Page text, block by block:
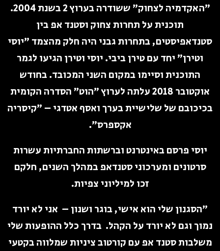
"האקדמיה לצחוק" ששודרה בערוץ 2 בשנת 2004.
תוכנית על תחרות צחוק וסטנד אפ בין
סטנדאפיסטים, בתחרות גבני היה חלק מהצמד "יוסי
וטירן" יחד עם טירן ביבי. יוסי וטירן הגיעו לגמר
התוכנית וסיימו במקום השני המכובד. בחודש
אוקטובר 2018 עלתה לערוץ ״הוט״ הסדרה הקומית
בכיכובם של שלישיית בערך ואסף אטדגי – ״קיסריה
אקספרס״.
יוסי פרסם באינטרנט וברשתות החברתיות עשרות
סרטונים ומערכוני סטנדאפ במהלך השנים, חלקם
זכו למיליוני צפיות.
״הסגנון שלי הוא אישי, בוגר ושנון – אני לא יורד
נמוך וגם לא יורד על הקהל. בדרך כלל ההופעות שלי
משלבות סטנד אפ עם קורטוב ציניות שמלווה בקטעי